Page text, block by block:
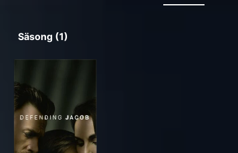
Säsong (1)